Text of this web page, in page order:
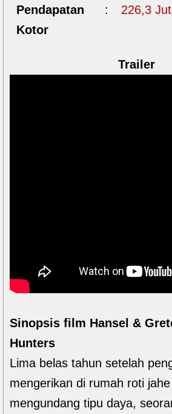
Pendapatan
Kotor
: 226,3
Trailer
Sinopsis film Hansel &
Hunters
Lima belas tahun setelah
mengerikan di rumah roti
mengundang tipu daya,